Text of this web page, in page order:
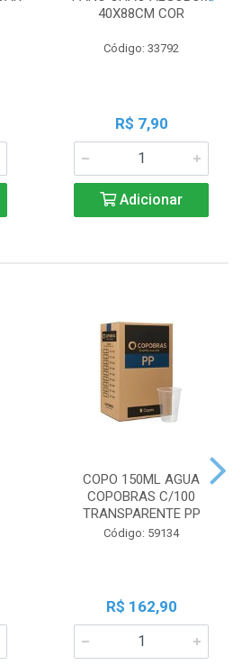
40X88CM COR
Código: 33792
R$ 7,90
Adicionar
COPO 150ML AGUA
COPOBRAS C/100
TRANSPARENTE PP
Código: 59134
R$ 162,90